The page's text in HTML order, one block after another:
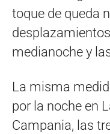
toque de queda
medianoche y
La misma
por la noche en
Campania, las